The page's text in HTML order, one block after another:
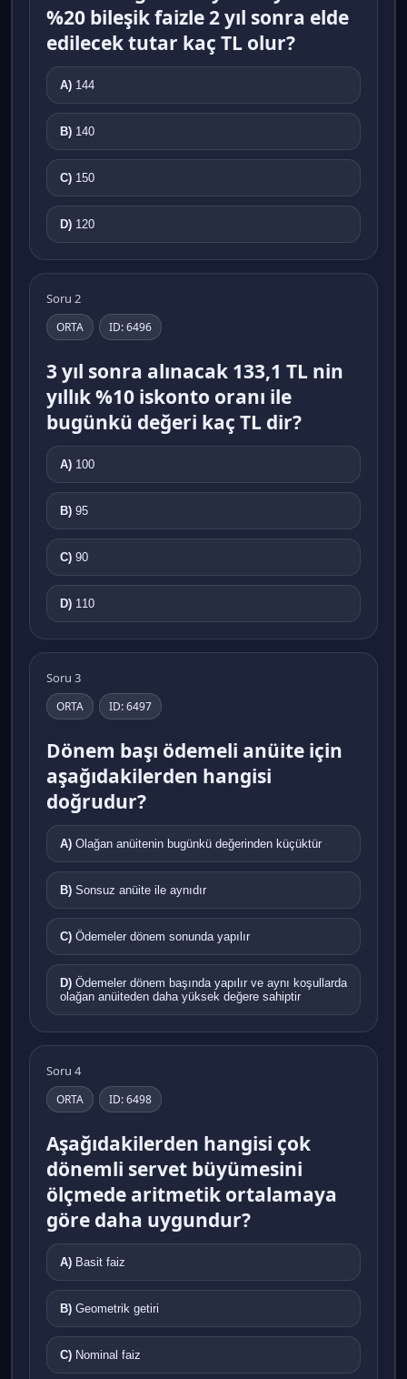
%20 bileşik faizle 2 yıl sonra elde
edilecek tutar kaç TL olur?
A) 144
B) 140
C) 150
D) 120
Soru 2
ORTA ID: 6496
3 yıl sonra alınacak 133,1 TL nin
yıllık %10 iskonto oranı ile
bugünkü değeri kaç TL dir?
A) 100
B) 95
C) 90
D) 110
Soru 3
ORTA ID: 6497
Dönem başı ödemeli anüite için
aşağıdakilerden hangisi
doğrudur?
A) Olağan anüitenin bugünkü değerinden küçüktür
B) Sonsuz anüite ile aynıdır
C) Ödemeler dönem sonunda yapılır
D)
olağan anüiteden daha yüksek değere sahiptir
Soru 4
ORTA ID: 6498
Aşağıdakilerden hangisi çok
dönemli servet büyümesini
ölçmede aritmetik ortalamaya
göre daha uygundur?
A) Basit faiz
B) Geometrik getiri
C) Nominal faiz